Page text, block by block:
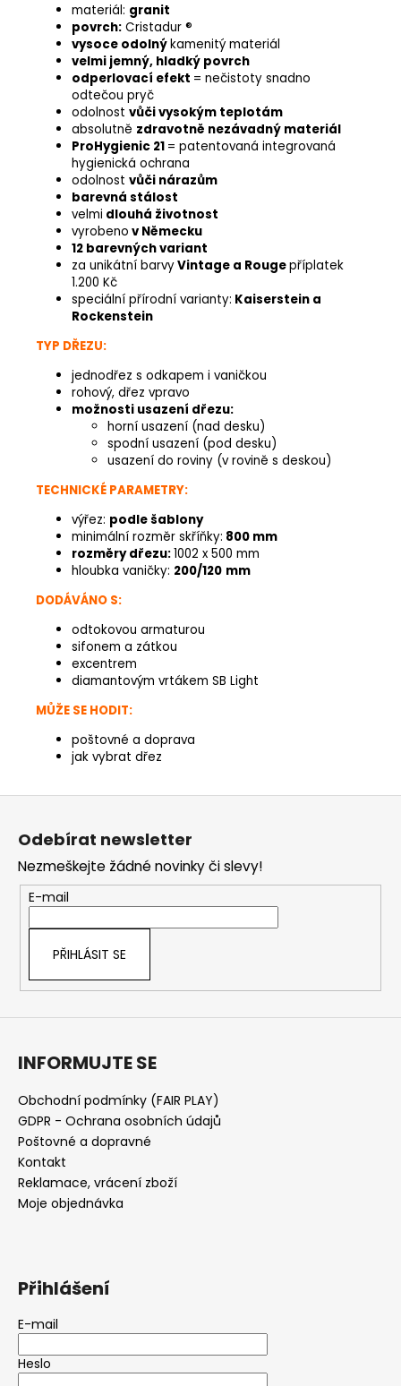
materiál: granit
povrch: Cristadur ®
vysoce odolnýkamenitý materiál
velmi jemný, hladký povrch
odperlovací efekt = nečistoty snadno
odtečou pryč
odolnost vůči vysokým teplotám
absolutně zdravotně nezávadný materiál
ProHygienic 21 = patentovaná integrovaná
hygienická ochrana
odolnost vůči nárazům
barevná stálost
velmi dlouhá životnost
vyrobeno v Německu
12 barevných variant
za unikátní barvyVintage a Rougepříplatek
1.200 Kč
speciální přírodní varianty: Kaiserstein a
Rockenstein
TYP DŘEZU:
jednodřez s odkapem i vaničkou
rohový, dřez vpravo
možnosti usazení dřezu:
horní usazení (nad desku)
spodní usazení (pod desku)
usazení do roviny (v rovině s deskou)
TECHNICKÉ PARAMETRY:
výřez: podle šablony
minimální rozměr skříňky: 800 mm
rozměry dřezu:1002 x 500 mm
hloubka vaničky: 200/120 mm
DODÁVÁNO S:
odtokovou armaturou
sifonem a zátkou
excentrem
diamantovým vrtákem SB Light
MŮŽE SE HODIT:
poštovné a doprava
jak vybrat dřez
Z
Odebírat newsletter
Nezmeškejte žádné novinky či slevy!
E-mail
PŘIHLÁSIT SE
INFORMUJTE SE
Obchodní podmínky (FAIR PLAY)
GDPR - Ochrana osobních údajů
Poštovné a dopravné
Kontakt
Reklamace, vrácení zboží
Moje objednávka
Přihlášení
E-mail
Heslo